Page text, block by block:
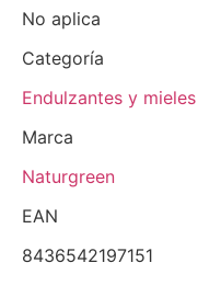
No aplica
Categoría
Endulzantes y mieles
Marca
Naturgreen
EAN
8436542197151